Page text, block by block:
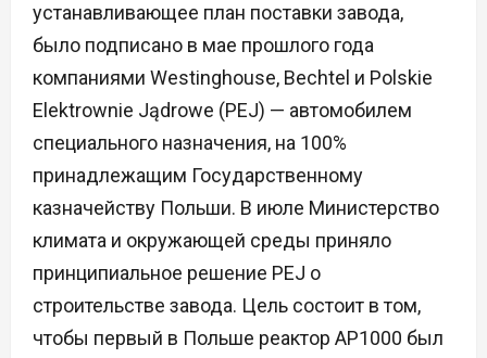
устанавливающее план поставки завода,
было подписано в мае прошлого года
компаниями Westinghouse, Bechtel и Polskie
Elektrownie Jądrowe (PEJ) — автомобилем
специального назначения, на 100%
принадлежащим Государственному
казначейству Польши. В июле Министерство
климата и окружающей среды приняло
принципиальное решение PEJ о
строительстве завода. Цель состоит в том,
чтобы первый в Польше реактор AP1000 был